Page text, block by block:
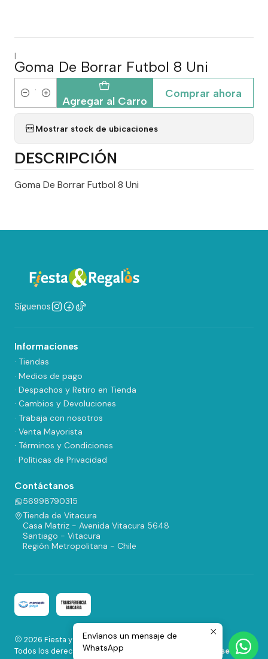
|
Goma De Borrar Futbol 8 Uni
Cantidad Agregar al Carro
Comprar ahora
Mostrar stock de ubicaciones
DESCRIPCIÓN
Goma De Borrar Futbol 8 Uni
Síguenos
Informaciones
· Tiendas
· Medios de pago
· Despachos y Retiro en Tienda
· Cambios y Devoluciones
· Trabaja con nosotros
· Venta Mayorista
· Términos y Condiciones
· Políticas de Privacidad
Contáctanos
56998790315
Tienda de Vitacura
Casa Matriz - Avenida Vitacura 5648
Santiago - Vitacura
Región Metropolitana - Chile
2026 Fiesta y Regalos.
Todos los derechos reservados.
Desarrollado por Jumpseller.
Envíanos un mensaje de
WhatsApp